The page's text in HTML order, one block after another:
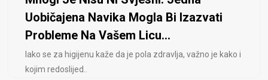
Uobičajena Navika Mogla Bi Izazvati
Probleme Na Vašem Licu...
Iako se za higijenu kaže da je pola zdravlja, važno je kako i
kojim redoslijed..